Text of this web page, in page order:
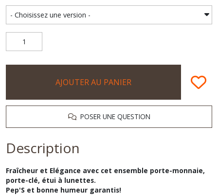
AJOUTER AU PANIER
POSER UNE QUESTION
Description
Fraîcheur et Elégance avec cet ensemble porte-monnaie,
porte-clé, étui à lunettes.
Pep'S et bonne humeur garantis!